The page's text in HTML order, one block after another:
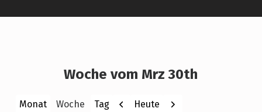
Woche vom Mrz 30th
Monat Woche Tag Zurück
Heute Weiter